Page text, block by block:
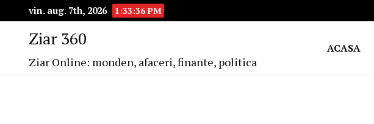
vin. aug. 7th, 2026 1:33:37 PM
Ziar 360
Ziar Online: monden, afaceri, finante, politica
ACASA